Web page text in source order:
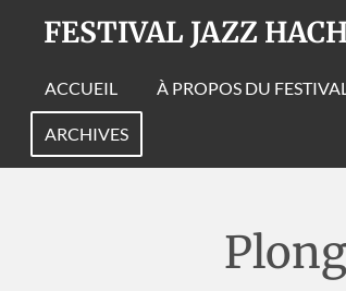
Passer
contenu
principal
FESTIVAL JAZZ
ACCUEIL À PROPOS DU
ARCHIVES